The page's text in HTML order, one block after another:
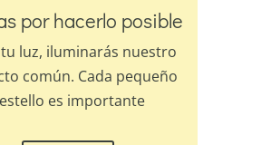
por hacerlo posible
luz, iluminarás nuestro
común. Cada pequeño
es importante